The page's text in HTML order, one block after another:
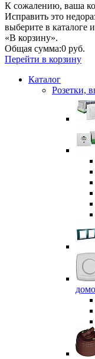
К сожалению, ваша
Исправить это
выберите в
«В корзину».
Общая сумма:0 руб.
Перейти в корзину
Каталог
Розетки,